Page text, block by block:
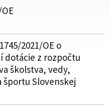
2021/OE o
dotácie z rozpočtu
školstva, vedy,
športu Slovenskej